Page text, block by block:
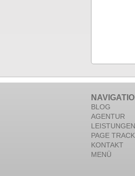
BLOG
AGENTUR
LEISTUNGEN
PAGE
KONTAKT
MENÜ